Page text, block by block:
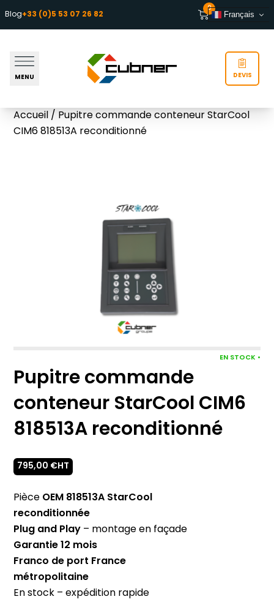
Aller au contenu
Blog+33 (0)5 53 07 26 82
0
Français
MENU DEVIS
Accueil/ Pupitre commande conteneur StarCool
CIM6 818513A reconditionné
EN STOCK •
Pupitre commande
conteneur StarCool CIM6
818513A reconditionné
795,00 €HT
PièceOEM 818513A StarCool
reconditionnée
Plug and Play– montage en façade
Garantie 12 mois
Franco de port France
métropolitaine
En stock – expédition rapide